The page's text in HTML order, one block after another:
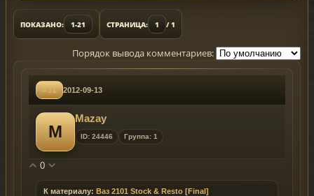
ПОКАЗАНО: 1-21 СТРАНИЦА: 1 / 1
Порядок вывода комментариев:
#31 2012-09-13
M
Mazay
ID: 24446 Группа: 1
0
К материалу: Ваз 2101 Stock & Resto [Final]